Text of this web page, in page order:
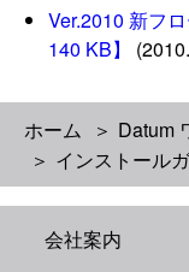
Ver.2010 新フ
140 KB】
ホーム Datum
インストール
会社案内